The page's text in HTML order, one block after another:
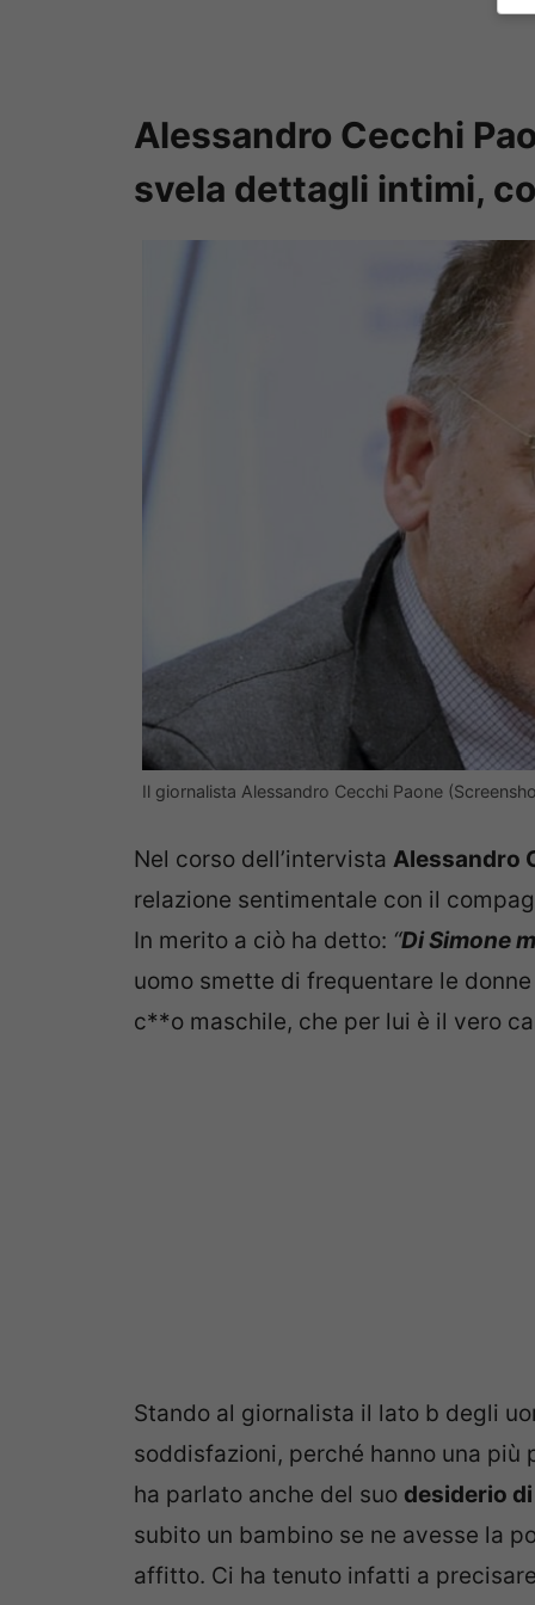
Alessandro Cecchi
svela dettagli intimi,
Il giornalista Alessandro Cecchi Paone
Nel corso dell’intervista Alessandro
relazione sentimentale con il
In merito a ciò ha detto: “Di Simone
uomo smette di frequentare le
c**o maschile, che per lui è il vero
Stando al giornalista il lato b degli
soddisfazioni, perché hanno una più
ha parlato anche del suo desiderio
subito un bambino se ne avesse la
affitto. Ci ha tenuto infatti a